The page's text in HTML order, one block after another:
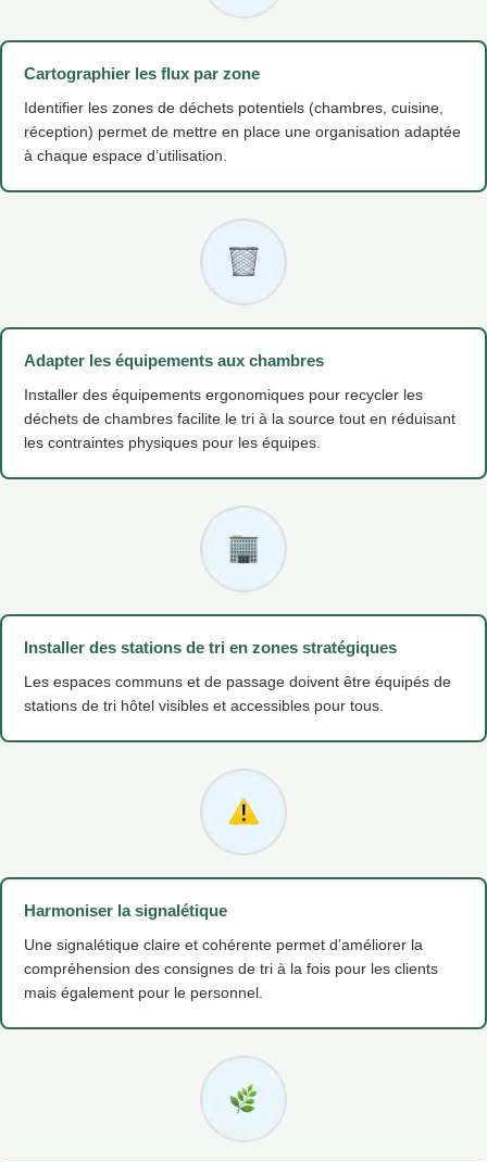
Cartographier les flux par zone
Identifier les zones de déchets potentiels (chambres, cuisine,
réception) permet de mettre en place une organisation adaptée
à chaque espace d’utilisation.
Adapter les équipements aux chambres
Installer des équipements ergonomiques pour recycler les
déchets de chambres facilite le tri à la source tout en réduisant
les contraintes physiques pour les équipes.
Installer des stations de tri en zones stratégiques
Les espaces communs et de passage doivent être équipés de
stations de tri hôtel visibles et accessibles pour tous.
Harmoniser la signalétique
Une signalétique claire et cohérente permet d’améliorer la
compréhension des consignes de tri à la fois pour les clients
mais également pour le personnel.